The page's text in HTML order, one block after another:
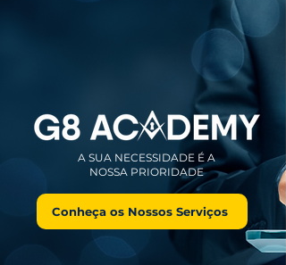
A SUA NECESSIDADE É A
NOSSA PRIORIDADE
Conheça os Nossos Serviços